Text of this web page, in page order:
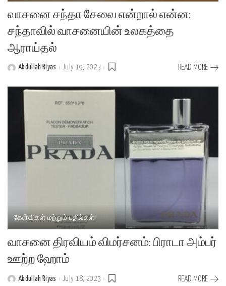
வாசனை சந்தா சேவை என்றால் என்ன:
சந்தாவில் வாசனையின் உலகத்தை
ஆராய்தல்
PostedAbdullah Riyas July 19, 2023 READ MORE
கேள்விகள் மற்றும் பதில்கள்
வாசனை திரவியம் விமர்சனம்: பிராடா அம்பர்
ஊற்ற ஹோம்
PostedAbdullah Riyas July 18, 2023 READ MORE